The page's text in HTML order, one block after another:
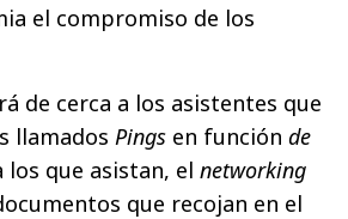
el compromiso de los
de cerca a los asistentes que
llamados Pings en función de
los que asistan, el networking
que recojan en el